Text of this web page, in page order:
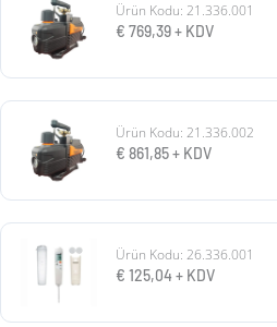
Ürün Kodu: 21.336.001
€ 769,39+ KDV
Ürün Kodu: 21.336.002
€ 861,85+ KDV
Ürün Kodu: 26.336.001
€ 125,04+ KDV